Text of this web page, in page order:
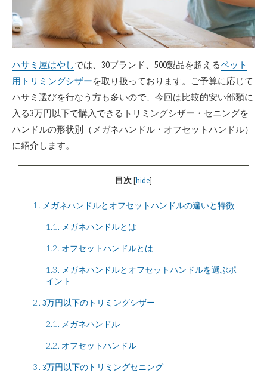
ハサミ屋はやしでは、30ブランド、500製品を超えるペット
用トリミングシザーを取り扱っております。ご予算に応じて
ハサミ選びを行なう方も多いので、今回は比較的安い部類に
入る3万円以下で購入できるトリミングシザー・セニングを
ハンドルの形状別（メガネハンドル・オフセットハンドル）
に紹介します。
目次 [hide]
1 メガネハンドルとオフセットハンドルの違いと特徴
1.1 メガネハンドルとは
1.2 オフセットハンドルとは
1.3 メガネハンドルとオフセットハンドルを選ぶポ
イント
2 3万円以下のトリミングシザー
2.1 メガネハンドル
2.2 オフセットハンドル
3 3万円以下のトリミングセニング